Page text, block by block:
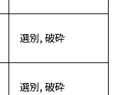
選別, 破砕
選別, 破砕